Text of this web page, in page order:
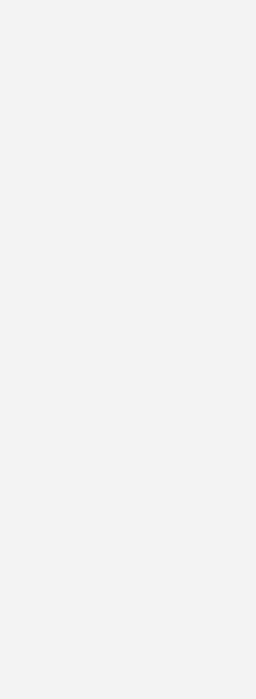
Klima e. V. (FGK) hat einen neuen Vorstand
Prof. Dr.-Ing. Christoph Kaup
sind außerdem Udo Jung (Trox) und
Esslingen). Stellvertretender
Er verantwortet als Chief Operation
Produktion, Entwicklung und künftig